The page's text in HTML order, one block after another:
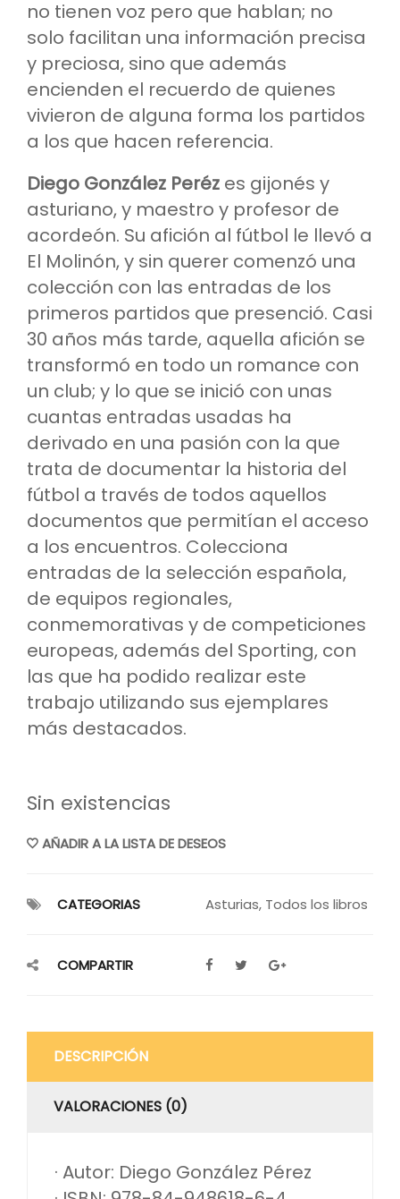
no tienen voz pero que hablan; no
solo facilitan una información precisa
y preciosa, sino que además
encienden el recuerdo de quienes
vivieron de alguna forma los partidos
a los que hacen referencia.
Diego González Peréz es gijonés y
asturiano, y maestro y profesor de
acordeón. Su afición al fútbol le llevó a
El Molinón, y sin querer comenzó una
colección con las entradas de los
primeros partidos que presenció. Casi
30 años más tarde, aquella afición se
transformó en todo un romance con
un club; y lo que se inició con unas
cuantas entradas usadas ha
derivado en una pasión con la que
trata de documentar la historia del
fútbol a través de todos aquellos
documentos que permitían el acceso
a los encuentros. Colecciona
entradas de la selección española,
de equipos regionales,
conmemorativas y de competiciones
europeas, además del Sporting, con
las que ha podido realizar este
trabajo utilizando sus ejemplares
más destacados.
Sin existencias
AÑADIR A LA LISTA DE DESEOS
CATEGORIAS Asturias, Todos los libros
COMPARTIR
DESCRIPCIÓN
VALORACIONES (0)
· Autor: Diego González Pérez